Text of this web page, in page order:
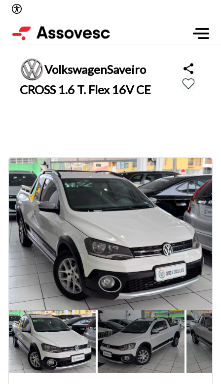
VolkswagenSaveiro
CROSS 1.6 T. Flex 16V CE